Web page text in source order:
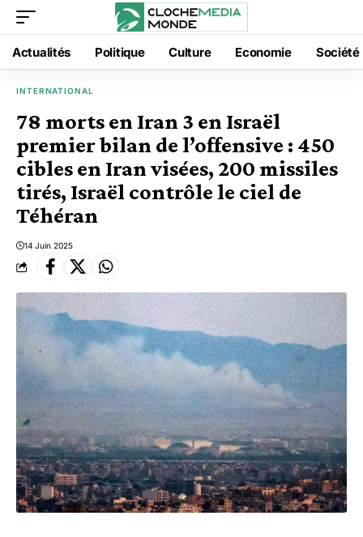
Actualités Politique Culture Economie Société
INTERNATIONAL
78 morts en Iran 3 en Israël
premier bilan de l’offensive : 450
cibles en Iran visées, 200 missiles
tirés, Israël contrôle le ciel de
Téhéran
14 Juin 2025